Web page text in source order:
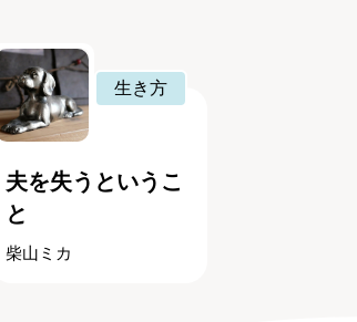
生き方
夫を失うというこ
と
柴山ミカ